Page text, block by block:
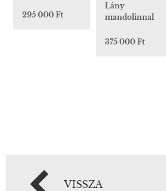
295 000 Ft
Lány
mandolinnal
375 000 Ft
VISSZA